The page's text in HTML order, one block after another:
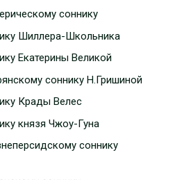
соннику
Шиллера-Школьника
Екатерины Великой
соннику Н.Гришиной
Крады Велес
князя Чжоу-Гуна
соннику